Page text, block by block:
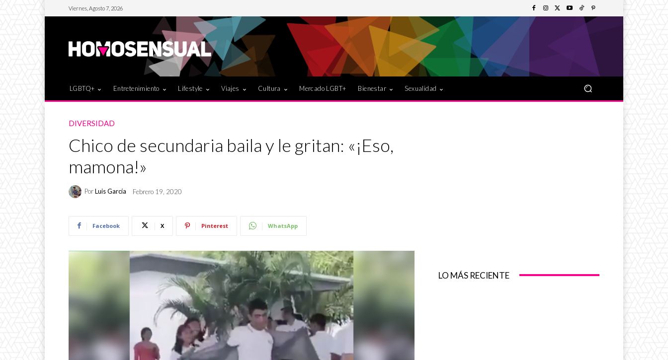
Viernes, Agosto 7, 2026
LGBTQ+ Entretenimiento Lifestyle Viajes Cultura Mercado LGBT+ Bienestar Sexualidad
DIVERSIDAD
Chico de secundaria baila y le gritan: «¡Eso,
mamona!»
PorLuis García Febrero 19, 2020
Facebook X Pinterest WhatsApp
LO MÁS RECIENTE